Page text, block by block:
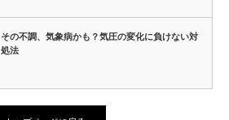
その不調、気象病かも？気圧の変化に負けない対
処法